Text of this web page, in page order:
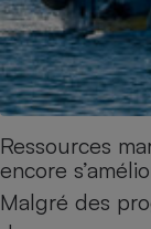
Ressources
encore
Malgré des